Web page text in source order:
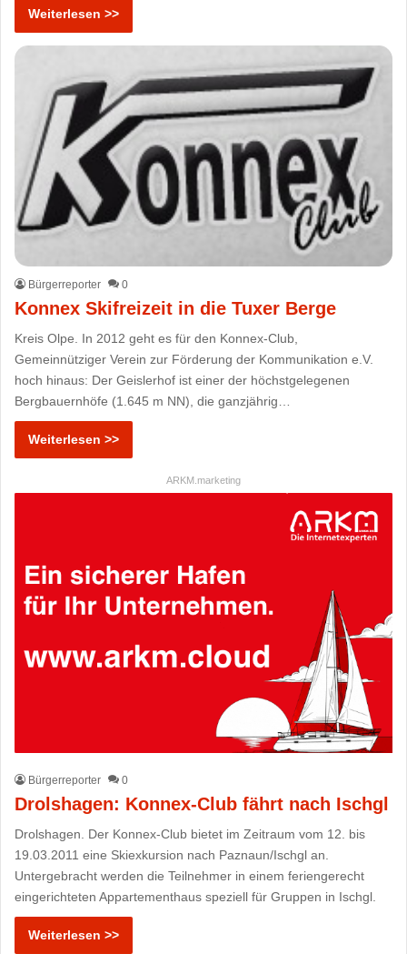
Weiterlesen >>
Bürgerreporter 0
Konnex Skifreizeit in die Tuxer Berge
Kreis Olpe. In 2012 geht es für den Konnex-Club,
Gemeinnütziger Verein zur Förderung der Kommunikation e.V.
hoch hinaus: Der Geislerhof ist einer der höchstgelegenen
Bergbauernhöfe (1.645 m NN), die ganzjährig…
Weiterlesen >>
ARKM.marketing
Bürgerreporter 0
Drolshagen: Konnex-Club fährt nach Ischgl
Drolshagen. Der Konnex-Club bietet im Zeitraum vom 12. bis
19.03.2011 eine Skiexkursion nach Paznaun/Ischgl an.
Untergebracht werden die Teilnehmer in einem feriengerecht
eingerichteten Appartementhaus speziell für Gruppen in Ischgl.
Weiterlesen >>